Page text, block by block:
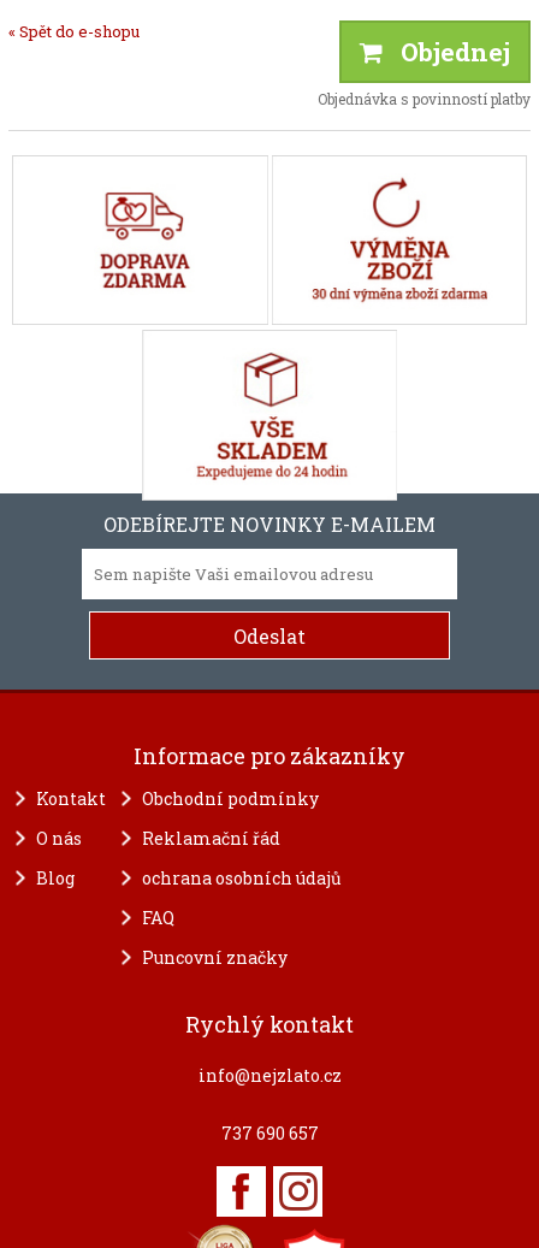
« Spět do e-shopu
Objednej
Objednávka s povinností platby
ODEBÍREJTE NOVINKY E-MAILEM
Informace pro zákazníky
Kontakt
O nás
Blog
Obchodní podmínky
Reklamační řád
ochrana osobních údajů
FAQ
Puncovní značky
Rychlý kontakt
info@nejzlato.cz
737 690 657